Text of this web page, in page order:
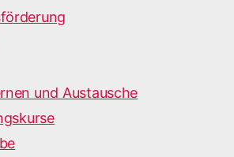
und Austausche